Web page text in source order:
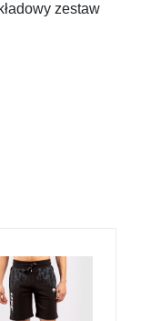
zestaw